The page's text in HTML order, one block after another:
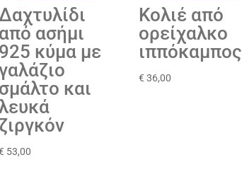
από ασήμι
925 κύμα με
σμάλτο και
ζιργκόν
53,00
Κολιέ από
ορείχαλκο
ιππόκαμπος
€ 36,00